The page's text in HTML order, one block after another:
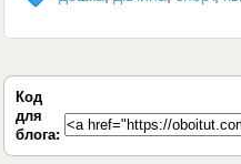
Код
для
блога: